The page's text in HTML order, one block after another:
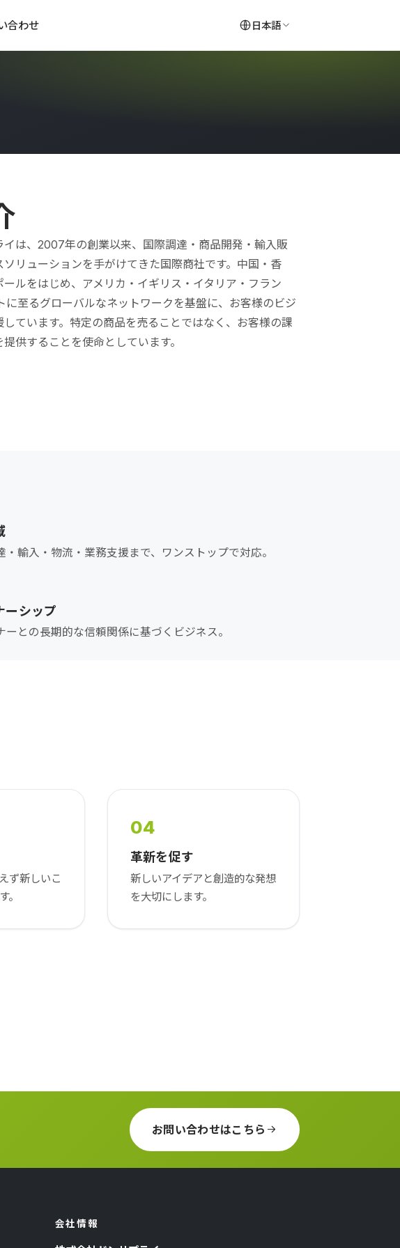
合わせ 日本語
イは、2007年の創業以来、国際調達・商品開発・輸入販
リューションを手がけてきた国際商社です。中国・香
ルをはじめ、アメリカ・イギリス・イタリア・フラン
に至るグローバルなネットワークを基盤に、お客様のビジ
しています。特定の商品を売ることではなく、お客様の課
供することを使命としています。
・輸入・物流・業務支援まで、ワンストップで対応。
ーシップ
ーとの長期的な信頼関係に基づくビジネス。
ず新しいこ
。
04
革新を促す
新しいアイデアと創造的な発想
を大切にします。
お問い合わせはこちら
会社情報